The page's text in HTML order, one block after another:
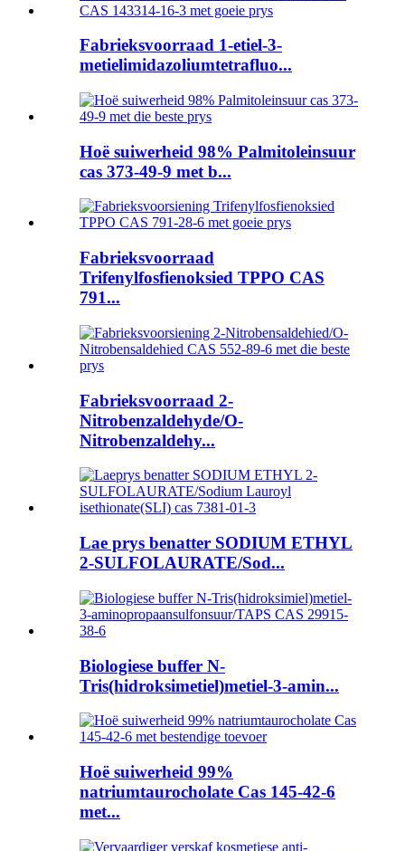
Fabrieksvoorraad 1-etiel-3-
metielimidazoliumtetrafluo...
Hoë suiwerheid 98% Palmitoleinsuur
cas 373-49-9 met b...
Fabrieksvoorraad
Trifenylfosfienoksied TPPO CAS
791...
Fabrieksvoorraad 2-
Nitrobenzaldehyde/O-
Nitrobenzaldehy...
Lae prys benatter SODIUM ETHYL
2-SULFOLAURATE/Sod...
Biologiese buffer N-
Tris(hidroksimetiel)metiel-3-amin...
Hoë suiwerheid 99%
natriumtaurocholate Cas 145-42-6
met...